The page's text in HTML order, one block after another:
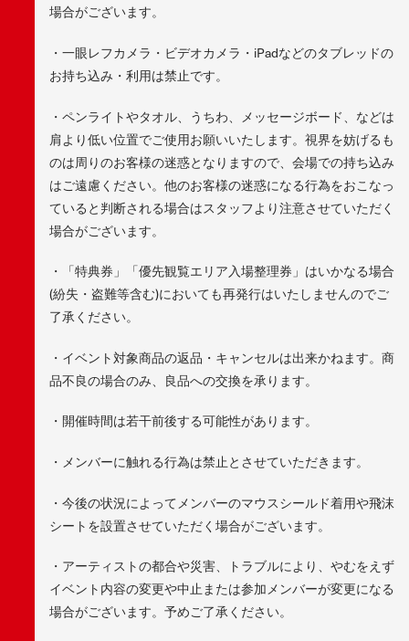
場合がございます。
・一眼レフカメラ・ビデオカメラ・iPadなどのタブレッドの
お持ち込み・利用は禁止です。
・ペンライトやタオル、うちわ、メッセージボード、などは
肩より低い位置でご使用お願いいたします。視界を妨げるも
のは周りのお客様の迷惑となりますので、会場での持ち込み
はご遠慮ください。他のお客様の迷惑になる行為をおこなっ
ていると判断される場合はスタッフより注意させていただく
場合がございます。
・「特典券」「優先観覧エリア入場整理券」はいかなる場合
(紛失・盗難等含む)においても再発行はいたしませんのでご
了承ください。
・イベント対象商品の返品・キャンセルは出来かねます。商
品不良の場合のみ、良品への交換を承ります。
・開催時間は若干前後する可能性があります。
・メンバーに触れる行為は禁止とさせていただきます。
・今後の状況によってメンバーのマウスシールド着用や飛沫
シートを設置させていただく場合がございます。
・アーティストの都合や災害、トラブルにより、やむをえず
イベント内容の変更や中止または参加メンバーが変更になる
場合がございます。予めご了承ください。